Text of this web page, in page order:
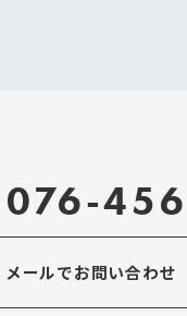
076-
メールでお問い合わせ